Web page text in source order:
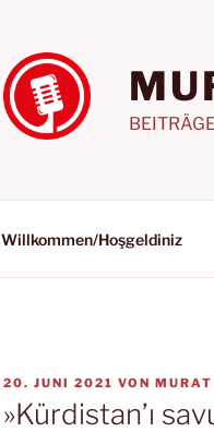
Willkommen/Hoşgeldiniz
VERÖFFENTLICHT
AM
20. JUNI 2021 VON
»Kürdistan’ı